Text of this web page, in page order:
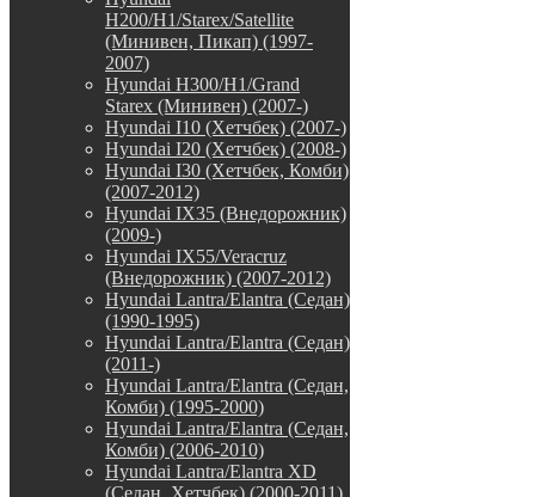
H200/H1/Starex/Satellite
(Минивен, Пикап) (1997-
2007)
Hyundai H300/H1/Grand
Starex (Минивен) (2007-)
Hyundai I10 (Хетчбек) (2007-)
Hyundai I20 (Хетчбек) (2008-)
Hyundai I30 (Хетчбек, Комби)
(2007-2012)
Hyundai IX35 (Внедорожник)
(2009-)
Hyundai IX55/Veracruz
(Внедорожник) (2007-2012)
Hyundai Lantra/Elantra (Седан)
(1990-1995)
Hyundai Lantra/Elantra (Седан)
(2011-)
Hyundai Lantra/Elantra (Седан,
Комби) (1995-2000)
Hyundai Lantra/Elantra (Седан,
Комби) (2006-2010)
Hyundai Lantra/Elantra XD
(Седан, Хетчбек) (2000-2011)